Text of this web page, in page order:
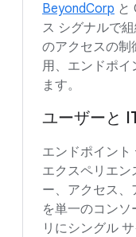
BeyondCorp と
ス シグナルで
のアクセスの制
用、エンドポイ
ます。
ユーザーと
エンドポイント
エクスペリエ
ー、アクセス
を単一のコン
リにシングル